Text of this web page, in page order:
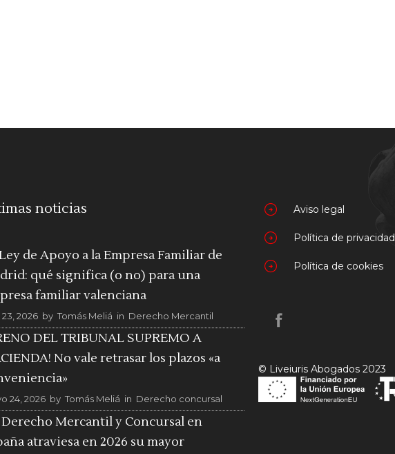
noticias
de Apoyo a la Empresa Familiar de
qué significa (o no) para una
familiar valenciana
2026 by Tomás Meliá in Derecho Mercantil
DEL TRIBUNAL SUPREMO A
No vale retrasar los plazos «a
24, 2026 by Tomás Meliá in Derecho concursal
Derecho Mercantil y Concursal en
atraviesa en 2026 su mayor
Aviso legal
Política de privacidad
Política de cookies
© Liveiuris Abogados 2023